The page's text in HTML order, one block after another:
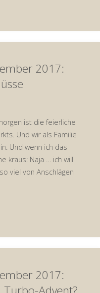
2017:
ist die feierliche
Und wir als Familie
Und wenn ich das
kraus: Naja … ich will
viel von Anschlägen
2017: